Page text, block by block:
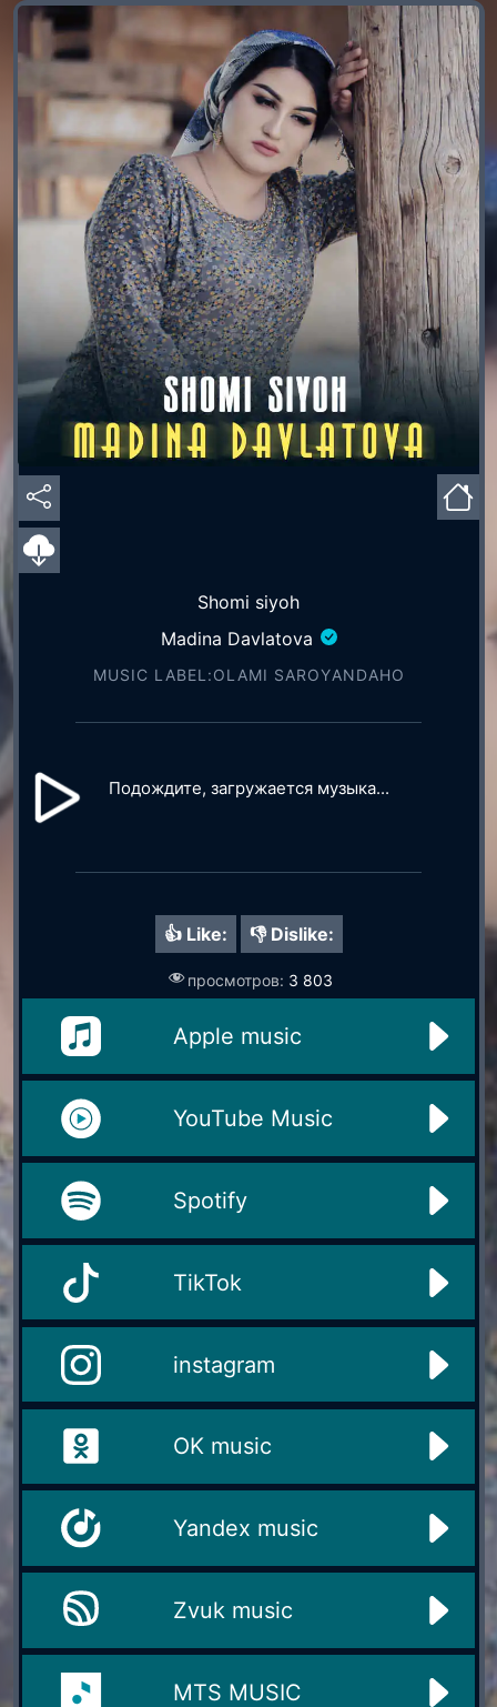
Shomi siyoh
Madina Davlatova
MUSIC LABEL:OLAMI SAROYАNDAHO
Подождите, загружается музыка...
👍 Like: 👎 Dislike:
просмотров: 3 803
Apple music
YouTube Music
Spotify
TikTok
instagram
OK music
Yandex music
Zvuk music
MTS MUSIC